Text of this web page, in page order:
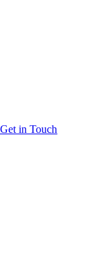
in Touch